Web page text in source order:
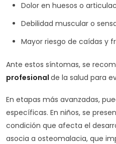
Dolor en huesos o
Debilidad muscular o
Mayor riesgo de caídas y
Ante estos síntomas, se
profesional de la salud para
En etapas más avanzadas,
específicas. En niños, se
condición que afecta el
asocia a osteomalacia, que